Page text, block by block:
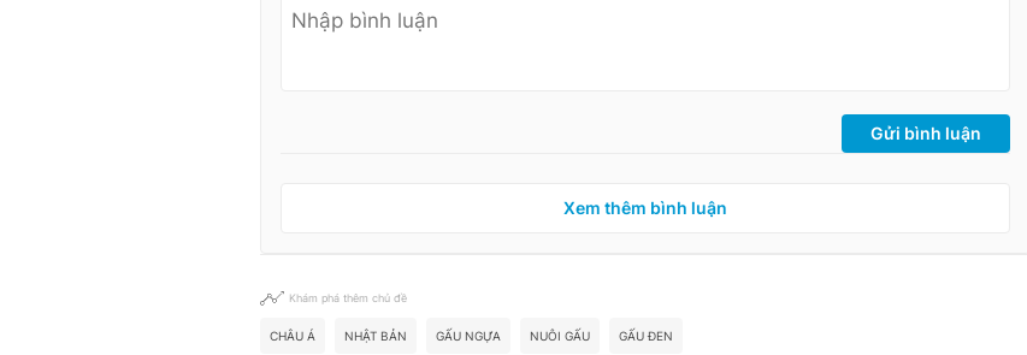
Gửi bình luận
Xem thêm bình luận
Khám phá thêm chủ đề
CHÂU Á NHẬT BẢN GẤU NGỰA NUÔI GẤU GẤU ĐEN